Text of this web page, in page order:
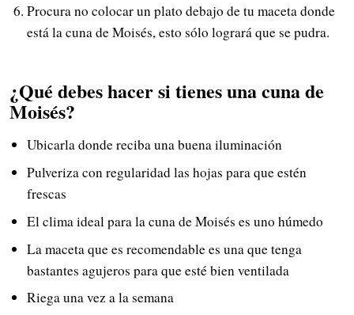
Procura no colocar un plato debajo de tu maceta donde
está la cuna de Moisés, esto sólo logrará que se pudra.
¿Qué debes hacer si tienes una cuna de
Moisés?
Ubicarla donde reciba una buena iluminación
Pulveriza con regularidad las hojas para que estén
frescas
El clima ideal para la cuna de Moisés es uno húmedo
La maceta que es recomendable es una que tenga
bastantes agujeros para que esté bien ventilada
Riega una vez a la semana